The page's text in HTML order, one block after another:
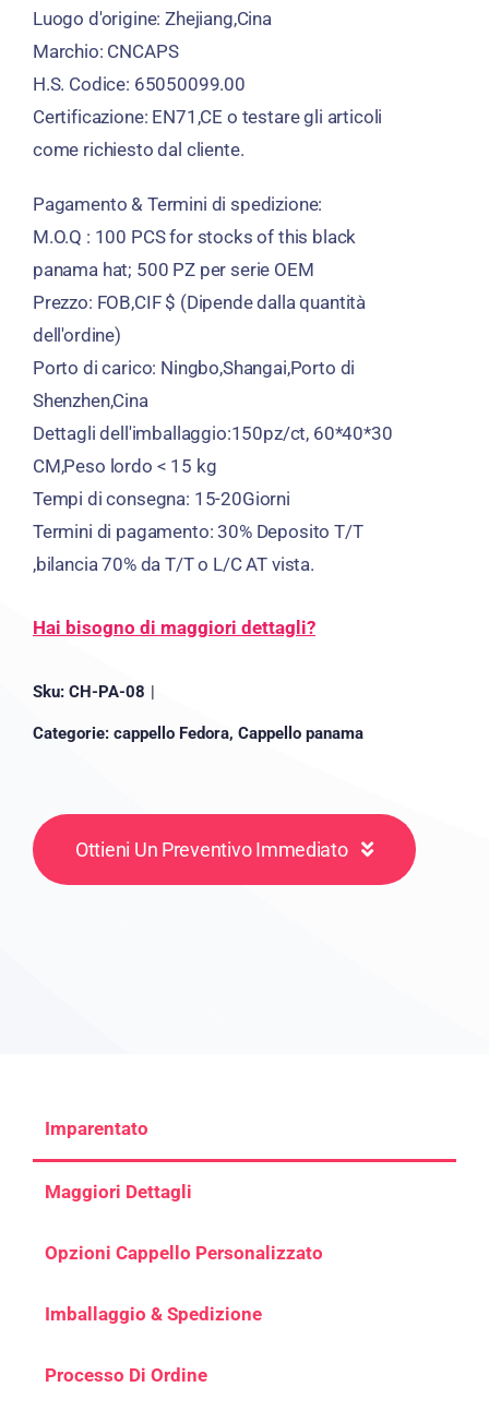
Luogo d'origine: Zhejiang,Cina
Marchio: CNCAPS
H.S. Codice: 65050099.00
Certificazione: EN71,CE o testare gli articoli
come richiesto dal cliente.
Pagamento & Termini di spedizione:
M.O.Q : 100 PCS for stocks of this black
panama hat; 500 PZ per serie OEM
Prezzo: FOB,CIF $ (Dipende dalla quantità
dell'ordine)
Porto di carico: Ningbo,Shangai,Porto di
Shenzhen,Cina
Dettagli dell'imballaggio:150pz/ct, 60*40*30
CM,Peso lordo < 15 kg
Tempi di consegna: 15-20Giorni
Termini di pagamento: 30% Deposito T/T
,bilancia 70% da T/T o L/C AT vista.
Hai bisogno di maggiori dettagli?
Sku: CH-PA-08 |
Categorie: cappello Fedora, Cappello panama
Ottieni Un Preventivo Immediato
Imparentato
Maggiori Dettagli
Opzioni Cappello Personalizzato
Imballaggio & Spedizione
Processo Di Ordine